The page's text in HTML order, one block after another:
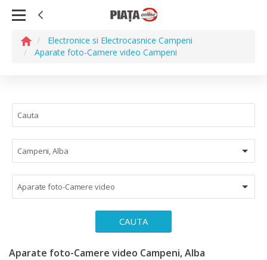
Electronice si Electrocasnice Campeni
Aparate foto-Camere video Campeni
Campeni, Alba
Aparate foto-Camere video
CAUTA
Aparate foto-Camere video Campeni, Alba